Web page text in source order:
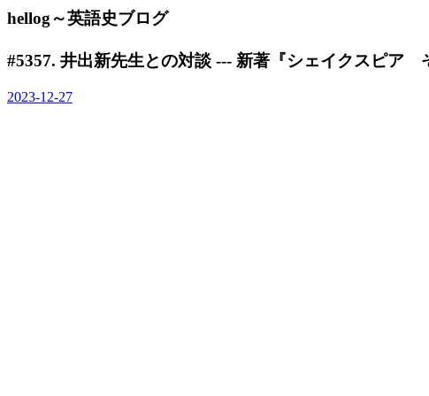
hellog～英語史ブログ
#5357. 井出新先生との対談 --- 新著『シェイクスピア
2023-12-27